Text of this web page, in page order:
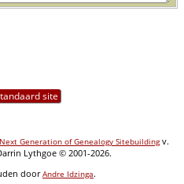
site
Generation of Genealogy Sitebuildingv.
Lythgoe © 2001-2026.
doorAndre Idzinga.